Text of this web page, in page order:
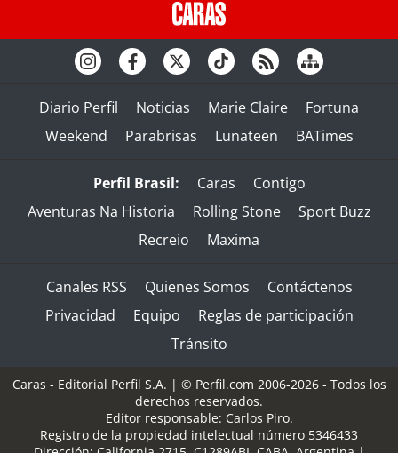
Diario Perfil Noticias Marie Claire
Fortuna
Weekend
Parabrisas Lunateen BATimes
Perfil Brasil: Caras
Contigo
Aventuras Na Historia
Rolling Stone
Sport Buzz
Recreio
Maxima
Canales RSS Quienes Somos
Contáctenos
Privacidad
Equipo
Reglas de participación
Tránsito
Caras - Editorial Perfil S.A. | © Perfil.com 2006-2026 - Todos los
derechos reservados.
Editor responsable: Carlos Piro.
Registro de la propiedad intelectual número 5346433